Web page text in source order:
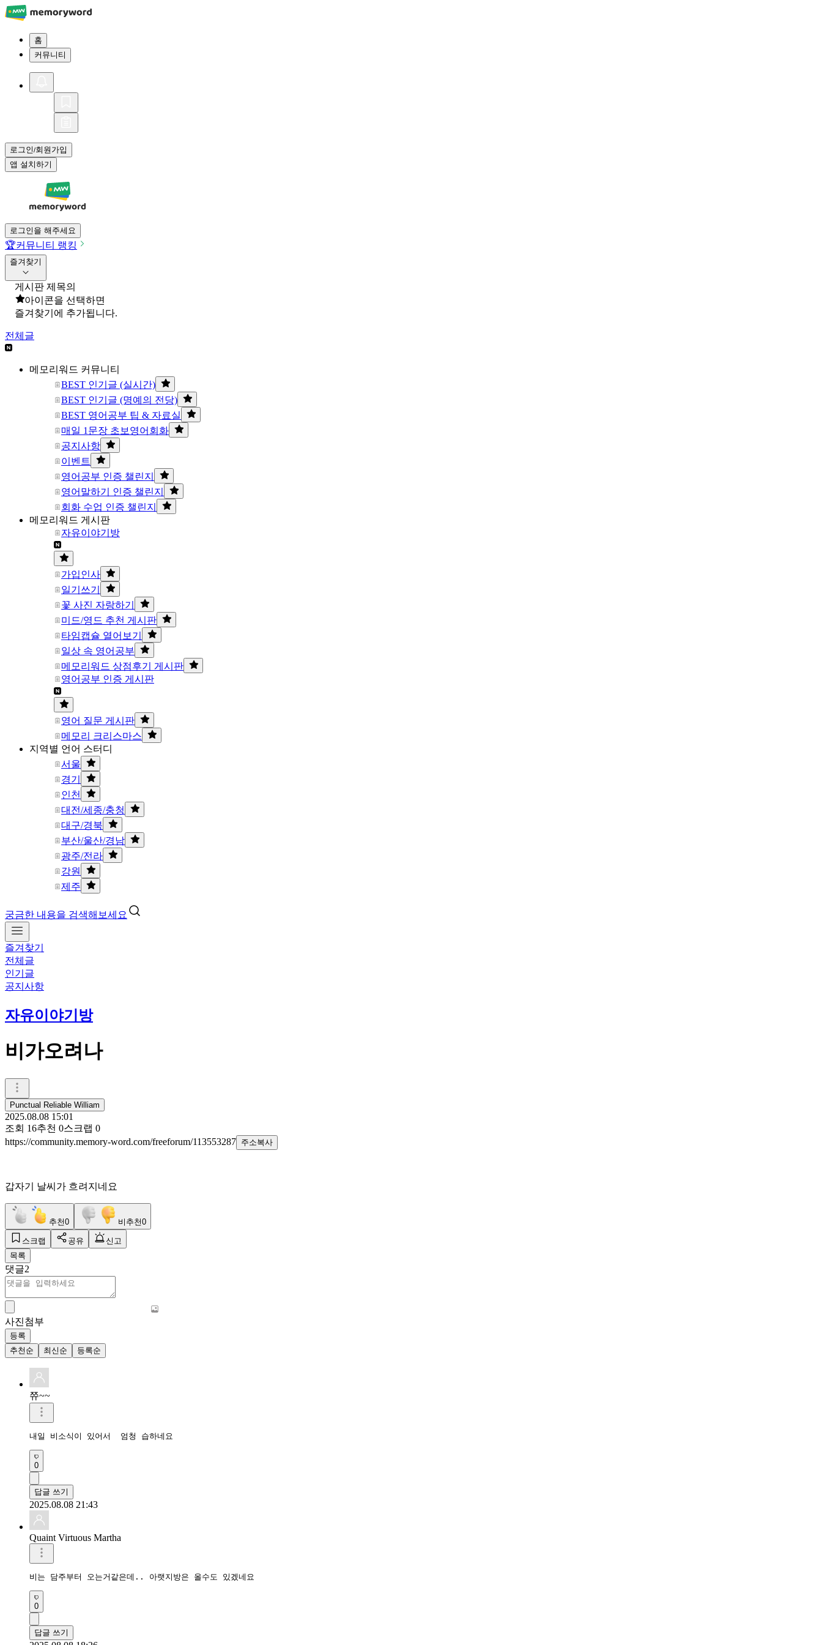
홈
커뮤니티
로그인/회원가입
앱 설치하기
로그인을 해주세요
🏆커뮤니티 랭킹
즐겨찾기
게시판 제목의
아이콘을 선택하면
즐겨찾기에 추가됩니다.
전체글
메모리워드 커뮤니티
BEST 인기글 (실시간)
BEST 인기글 (명예의 전당)
BEST 영어공부 팁 & 자료실
매일 1문장 초보영어회화
공지사항
이벤트
영어공부 인증 챌린지
영어말하기 인증 챌린지
회화 수업 인증 챌린지
메모리워드 게시판
자유이야기방
가입인사
일기쓰기
꽃 사진 자랑하기
미드/영드 추천 게시판
타임캡슐 열어보기
일상 속 영어공부
메모리워드 상점후기 게시판
영어공부 인증 게시판
영어 질문 게시판
메모리 크리스마스
지역별 언어 스터디
서울
경기
인천
대전/세종/충청
대구/경북
부산/울산/경남
광주/전라
강원
제주
궁금한 내용을 검색해보세요
즐겨찾기
전체글
인기글
공지사항
자유이야기방
비가오려나
Punctual Reliable William
2025.08.08 15:01
조회 16추천 0스크랩 0
https://community.memory-word.com/freeforum/113553287 주소복사
갑자기 날씨가 흐려지네요
추천0 비추천0
스크랩 공유
신고
목록
댓글2
사진첨부
등록
추천순
최신순 등록순
쮸~~
내일 비소식이 있어서  엄청 습하네요
0
답글 쓰기
2025.08.08 21:43
Quaint Virtuous Martha
비는 담주부터 오는거같은데.. 아랫지방은 올수도 있겠네요
0
답글 쓰기